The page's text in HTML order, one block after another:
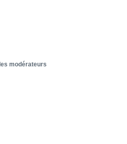
modérateurs